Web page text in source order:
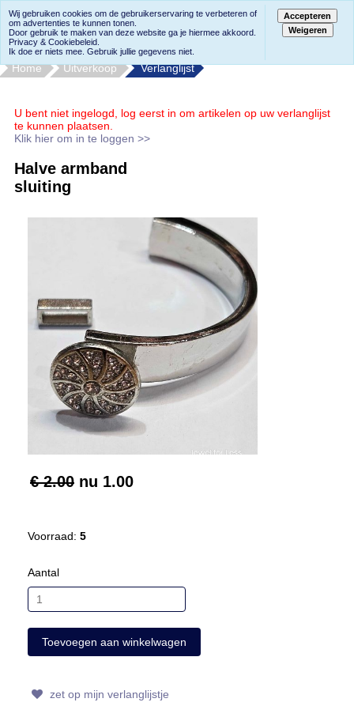
Home Uitverkoop Verlanglijst
U bent niet ingelogd, log eerst in om artikelen op uw verlanglijst
te kunnen plaatsen.
Klik hier om in te loggen >>
Halve armband
sluiting
€ 2.00 nu 1.00
Voorraad: 5
Aantal
zet op mijn verlanglijstje
Wij gebruiken cookies om de gebruikerservaring te verbeteren of
om advertenties te kunnen tonen.
Door gebruik te maken van deze website ga je hiermee akkoord.
Privacy & Cookiebeleid.
Ik doe er niets mee. Gebruik jullie gegevens niet.
Accepteren
Weigeren